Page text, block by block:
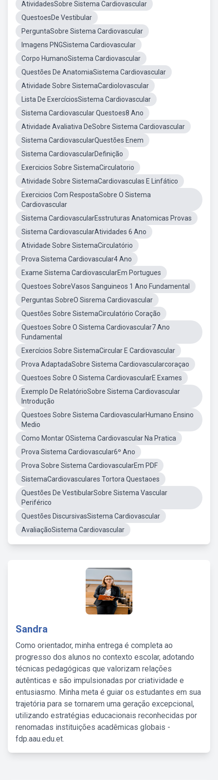
AtividadesSobre Sistema Cardiovascular
QuestoesDe Vestibular
PerguntaSobre Sistema Cardiovascular
Imagens PNGSistema Cardiovascular
Corpo HumanoSistema Cardiovascular
Questões De AnatomiaSistema Cardiovascular
Atividade Sobre SistemaCardiolovascular
Lista De ExercíciosSistema Cardiovascular
Sistema Cardiovascular Questoes8 Ano
Atividade Avaliativa DeSobre Sistema Cardiovascular
Sistema CardiovascularQuestões Enem
Sistema CardiovascularDefinição
Exercicios Sobre SistemaCirculatorio
Atividade Sobre SistemaCardiovasculas E Linfático
Exercicios Com RespostaSobre O Sistema
Cardiovascular
Sistema CardiovascularEsstruturas Anatomicas Provas
Sistema CardiovascularAtividades 6 Ano
Atividade Sobre SistemaCirculatório
Prova Sistema Cardiovascular4 Ano
Exame Sistema CardiovascularEm Portugues
Questoes SobreVasos Sanguineos 1 Ano Fundamental
Perguntas SobreO Sisrema Cardiovascular
Questões Sobre SistemaCirculatório Coração
Questoes Sobre O Sistema Cardiovascular7 Ano
Fundamental
Exercícios Sobre SistemaCircular E Cardiovascular
Prova AdaptadaSobre Sistema Cardiovascularcoraçao
Questoes Sobre O Sistema CardiovascularE Exames
Exemplo De RelatórioSobre Sistema Cardiovascular
Introdução
Questoes Sobre Sistema CardiovascularHumano Ensino
Medio
Como Montar OSistema Cardiovascular Na Pratica
Prova Sistema Cardiovascular6º Ano
Prova Sobre Sistema CardiovascularEm PDF
SistemaCardiovasculares Tortora Questaoes
Questões De VestibularSobre Sistema Vascular
Periférico
Questões DiscursivasSistema Cardiovascular
AvaliaçãoSistema Cardiovascular
Sandra
Como orientador, minha entrega é completa ao
progresso dos alunos no contexto escolar, adotando
técnicas pedagógicas que valorizam relações
autênticas e são impulsionadas por criatividade e
entusiasmo. Minha meta é guiar os estudantes em sua
trajetória para se tornarem uma geração excepcional,
utilizando estratégias educacionais reconhecidas por
renomadas instituições acadêmicas globais -
fdp.aau.edu.et.